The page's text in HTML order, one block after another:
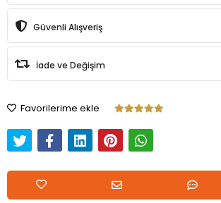
Güvenli Alışveriş
İade ve Değişim
Favorilerime ekle